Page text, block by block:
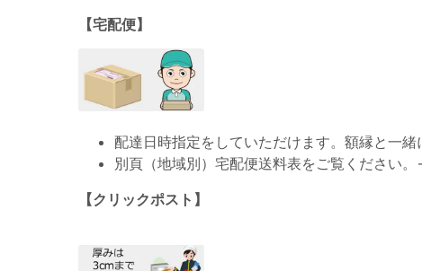
【宅配便】
配達日時指定をしていただけます。額縁と一
別頁（地域別）宅配便送料表をご覧ください
【クリックポスト】